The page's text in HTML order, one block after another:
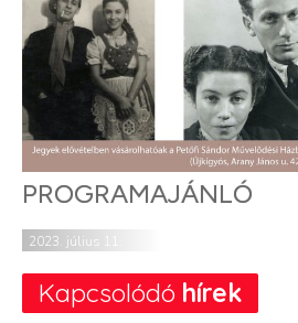
PROGRAMAJÁNLÓ
2023. július 11.
Kapcsolódó hírek